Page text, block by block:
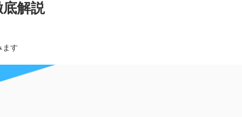
解説
ます